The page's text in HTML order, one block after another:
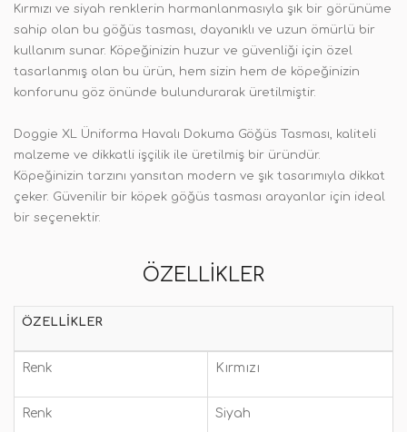
Kırmızı ve siyah renklerin harmanlanmasıyla şık bir görünüme
sahip olan bu göğüs tasması, dayanıklı ve uzun ömürlü bir
kullanım sunar. Köpeğinizin huzur ve güvenliği için özel
tasarlanmış olan bu ürün, hem sizin hem de köpeğinizin
konforunu göz önünde bulundurarak üretilmiştir.
Doggie XL Üniforma Havalı Dokuma Göğüs Tasması, kaliteli
malzeme ve dikkatli işçilik ile üretilmiş bir üründür.
Köpeğinizin tarzını yansıtan modern ve şık tasarımıyla dikkat
çeker. Güvenilir bir köpek göğüs tasması arayanlar için ideal
bir seçenektir.
ÖZELLIKLER
ÖZELLIKLER
Renk Kırmızı
Renk Siyah